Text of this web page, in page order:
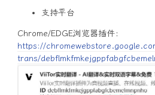
支持平台
Chrome/EDGE浏览器插件：
https://
trans/